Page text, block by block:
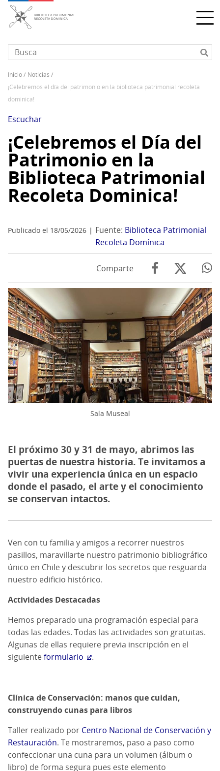
Pasar
contenido
principal
Sobrescribir
enlaces
ayuda
la
navegación
inicio
noticias
¡celebremos el día del patrimonio en la biblioteca patrimonial recoleta
dominica!
Escuchar
¡Celebremos el Día del
Patrimonio en la
Biblioteca Patrimonial
Recoleta Dominica!
Publicado el 18/05/2026 Fuente: Biblioteca Patrimonial
Recoleta Domínica
Comparte
Sala Museal
El próximo 30 y 31 de mayo, abrimos las
puertas de nuestra historia. Te invitamos a
vivir una experiencia única en un espacio
donde el pasado, el arte y el conocimiento
se conservan intactos.
Ven con tu familia y amigos a recorrer nuestros
pasillos, maravillarte nuestro patrimonio bibliográfico
único en Chile y descubrir los secretos que resguarda
nuestro edificio histórico.
Actividades Destacadas
Hemos preparado una programación especial para
todas las edades. Todas las actividades son gratuitas.
Algunas de ellas requiere previa inscripción en el
siguienteformulario .
Clínica de Conservación: manos que cuidan,
construyendo cunas para libros
Taller realizado por Centro Nacional de Conservación y
Restauración. Te mostraremos, paso a paso como
confeccionar una cuna para un volumen (álbum o
libro) de forma segura pues este elemento